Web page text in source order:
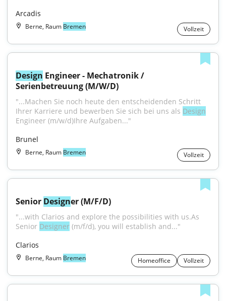
Arcadis
Berne, Raum Bremen Vollzeit
Design Engineer - Mechatronik /
Serienbetreuung (M/W/D)
"...Machen Sie noch heute den entscheidenden Schritt
Ihrer Karriere und bewerben Sie sich bei uns als Design
Engineer (m/w/d)Ihre Aufgaben..."
Brunel
Berne, Raum Bremen Vollzeit
Senior Designer (M/F/D)
"...with Clarios and explore the possibilities with us.As
Senior Designer (m/f/d), you will establish and..."
Clarios
Berne, Raum Bremen Homeoffice Vollzeit